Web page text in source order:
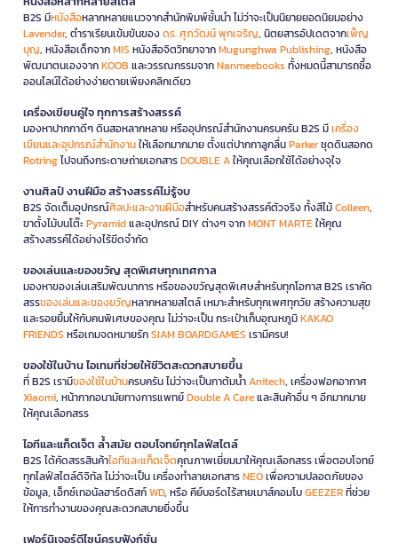
B2S มีหนังสือหลากหลายแนวจากสำนักพิมพ์ชั้นนำ ไม่ว่าจะเป็นนิยายยอดนิยมอย่าง
Lavender, ตำราเรียนเข้มข้นของดร. ศุภวัฒน์ พุกเจริญ, นิตยสารอัปเดตจากเพ็ญ
บุญ, หนังสือเด็กจากMIS หนังสือจิตวิทยาจากMugunghwa Publishing, หนังสือ
พัฒนาตนเองจากKOOB และวรรณกรรมจากNanmeebooks ทั้งหมดนี้สามารถซื้อ
ออนไลน์ได้อย่างง่ายดายเพียงคลิกเดียว
เครื่องเขียนคู่ใจ ทุกการสร้างสรรค์
มองหาปากกาดีๆ ดินสอหลากหลาย หรืออุปกรณ์สำนักงานครบครัน B2S มีเครื่อง
เขียนและอุปกรณ์สำนักงานให้เลือกมากมาย ตั้งแต่ปากกาลูกลื่นParkerชุดดินสอกด
Rotringไปจนถึงกระดาษถ่ายเอกสารDOUBLE Aให้คุณเลือกใช้ได้อย่างจุใจ
งานศิลป์ งานฝีมือ สร้างสรรค์ไม่รู้จบ
B2S จัดเต็มอุปกรณ์ศิลปะและงานฝีมือสำหรับคนสร้างสรรค์ตัวจริง ทั้งสีไม้Colleen,
ขาตั้งไม้บนโต๊ะPyramidและอุปกรณ์ DIY ต่างๆ จากMONT MARTEให้คุณ
สร้างสรรค์ได้อย่างไร้ขีดจำกัด
ของเล่นและของขวัญ สุดพิเศษทุกเทศกาล
มองหาของเล่นเสริมพัฒนาการ หรือของขวัญสุดพิเศษสำหรับทุกโอกาส B2S เราคัด
สรรของเล่นและของขวัญหลากหลายสไตล์ เหมาะสำหรับทุกเพศทุกวัย สร้างความสุข
และรอยยิ้มให้กับคนพิเศษของคุณ ไม่ว่าจะเป็น กระเป๋าเก็บอุณหภูมิKAKAO
FRIENDS หรือเกมจดหมายรักSIAM BOARDGAMES เรามีครบ!
ของใช้ในบ้าน ไอเทมที่ช่วยให้ชีวิตสะดวกสบายขึ้น
ที่ B2S เรามีของใช้ในบ้านครบครัน ไม่ว่าจะเป็นกาต้มน้ำAnitech, เครื่องฟอกอากาศ
Xiaomi, หน้ากากอนามัยทางการแพทย์Double A Careและสินค้าอื่น ๆ อีกมากมาย
ให้คุณเลือกสรร
ไอทีและแก็ดเจ็ต ล้ำสมัย ตอบโจทย์ทุกไลฟ์สไตล์
B2S ได้คัดสรรสินค้าไอทีและแก็ดเจ็ตคุณภาพเยี่ยมมาให้คุณเลือกสรร เพื่อตอบโจทย์
ทุกไลฟ์สไตล์ดิจิทัล ไม่ว่าจะเป็น เครื่องทำลายเอกสารNEOเพื่อความปลอดภัยของ
ข้อมูล, เอ็กซ์เทอนัลฮาร์ดดิสก์WD, หรือ คีย์บอร์ดไร้สายเมาส์คอมโบGEEZERที่ช่วย
ให้การทำงานของคุณสะดวกสบายยิ่งขึ้น
เฟอร์นิเจอร์ดีไซน์ครบฟังก์ชั่น